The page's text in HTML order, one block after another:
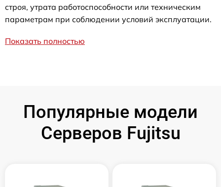
строя, утрата работоспособности или техническим
параметрам при соблюдении условий эксплуатации.
Показать полностью
Популярные модели
Серверов Fujitsu